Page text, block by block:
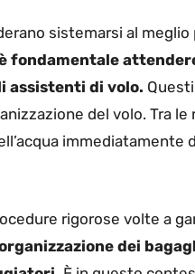
sistemarsi al meglio
fondamentale
assistenti di volo.
del volo. Tra le
immediatamente
rigorose volte a
dei